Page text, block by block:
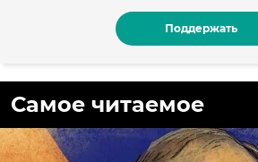
Поддержать
Самое читаемое